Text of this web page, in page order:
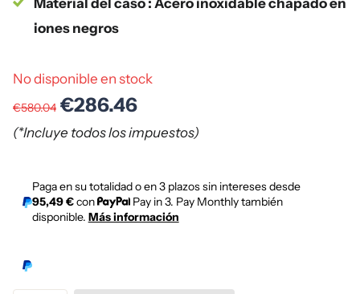
iones negros
No disponible en stock
€580.04 €286.46
(*Incluye todos los impuestos)
Paga en su totalidad o en 3 plazos sin intereses desde
95,49 €con
Pay in 3. Pay Monthly también
disponible. Más información